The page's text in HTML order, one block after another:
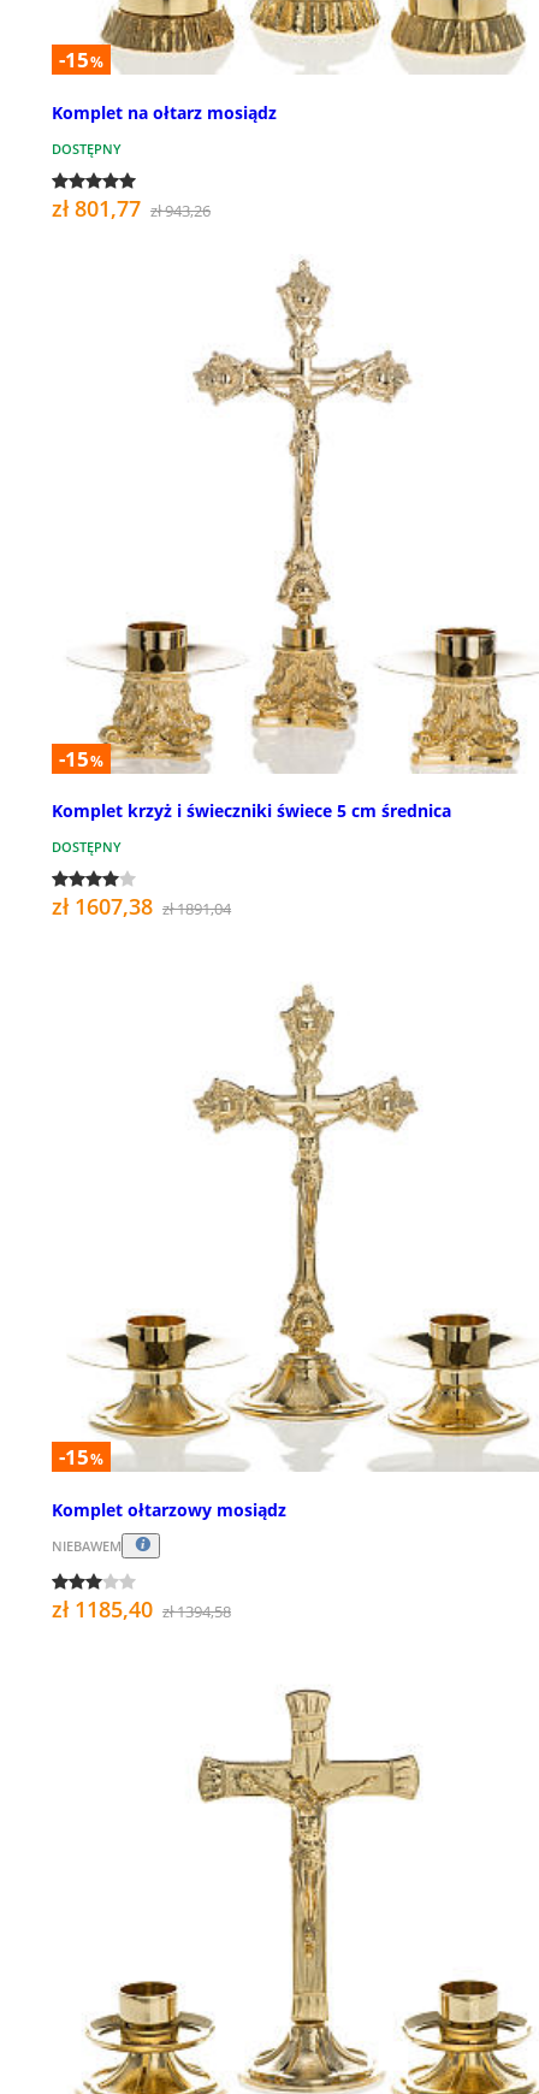
-15%
Komplet na ołtarz mosiądz
DOSTĘPNY
zł 801,77 zł 943,26
-15%
Komplet krzyż i świeczniki świece 5 cm średnica
DOSTĘPNY
zł 1607,38 zł 1891,04
-15%
Komplet ołtarzowy mosiądz
NIEBAWEM
zł 1185,40 zł 1394,58